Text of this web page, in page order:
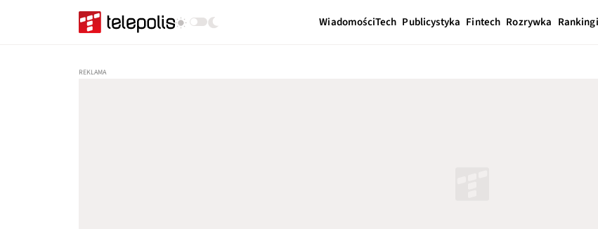
WiadomościTech Publicystyka Fintech Rozrywka Rankingi